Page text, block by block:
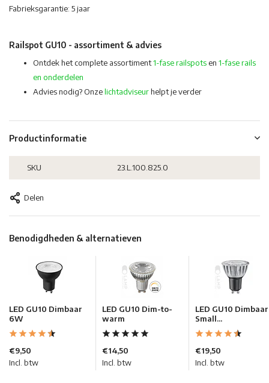
Fabrieksgarantie: 5 jaar
Railspot GU10 - assortiment & advies
Ontdek het complete assortiment1-fase railspots en 1-fase rails
en onderdelen
Advies nodig? Onzelichtadviseurhelpt je verder
Productinformatie
SKU 23.L.100.825.0
Delen
Benodigdheden & alternatieven
LED GU10 Dimbaar
6W
€9,50
Incl. btw
LED GU10 Dim-to-
warm
€14,50
Incl. btw
LED GU10 Dimbaar
Small...
€19,50
Incl. btw